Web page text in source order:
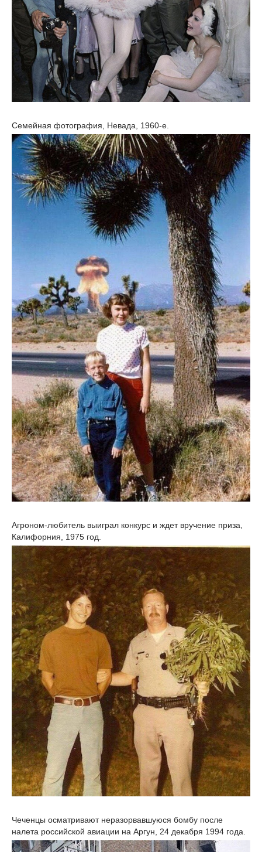
Семейная фотография, Невада, 1960-е.
Агроном-любитель выиграл конкурс и ждет вручение приза,
Калифорния, 1975 год.
Чеченцы осматривают неразорвавшуюся бомбу после
налета российской авиации на Аргун, 24 декабря 1994 года.